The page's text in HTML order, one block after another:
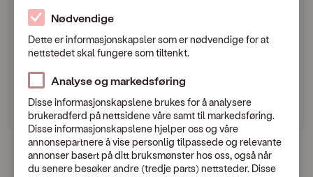
Bruk i utlandet
Mobilpriser når du ringer eller sender SMS / MMS
Søk etter land
Nødvendige
Dette er informasjonskapsler som er nødvendige for at
nettstedet skal fungere som tiltenkt.
Analyse og markedsføring
Disse informasjonskapslene brukes for å analysere
brukeradferd på nettsidene våre samt til markedsføring.
Disse informasjonskapslene hjelper oss og våre
annonsepartnere å vise personlig tilpassede og relevante
annonser basert på ditt bruksmønster hos oss, også når
du senere besøker andre (tredje parts) nettsteder. Disse